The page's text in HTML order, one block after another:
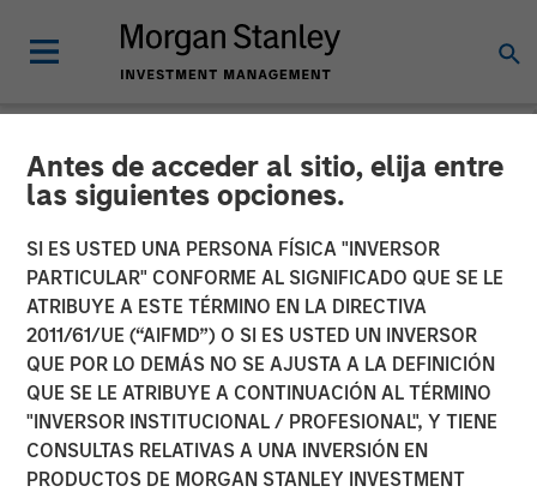
Antes de acceder al sitio, elija entre
las siguientes opciones.
SI ES USTED UNA PERSONA FÍSICA "INVERSOR
PARTICULAR" CONFORME AL SIGNIFICADO QUE SE LE
ATRIBUYE A ESTE TÉRMINO EN LA DIRECTIVA
2011/61/UE (“AIFMD”) O SI ES USTED UN INVERSOR
QUE POR LO DEMÁS NO SE AJUSTA A LA DEFINICIÓN
QUE SE LE ATRIBUYE A CONTINUACIÓN AL TÉRMINO
"INVERSOR INSTITUCIONAL / PROFESIONAL", Y TIENE
CONSULTAS RELATIVAS A UNA INVERSIÓN EN
PRODUCTOS DE MORGAN STANLEY INVESTMENT
TALES FROM THE EMERGING WORLD INSIGHTS
Video: Grand Visions - The
New Face of MENA
06 MAYO 2025